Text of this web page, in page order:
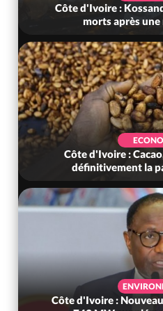
Côte d'Ivoire :
morts après
Côte d'Ivoire :
définitivement la
Côte d'Ivoire :